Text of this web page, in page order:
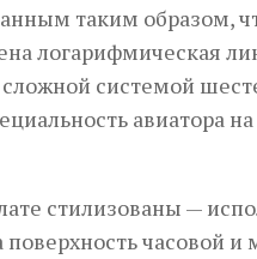
таким образом,
логарифмическая
системой
авиатора
стилизованы —
часовой